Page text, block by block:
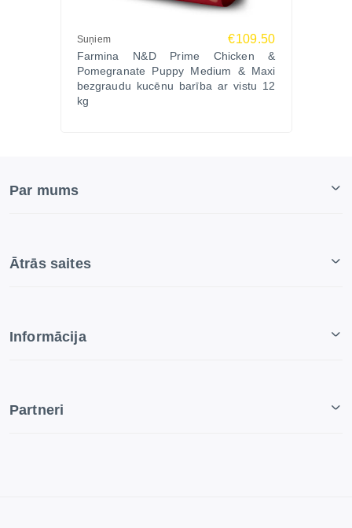
Suņiem €109.50
Farmina N&D Prime Chicken &
Pomegranate Puppy Medium & Maxi
bezgraudu kucēnu barība ar vistu 12
kg
Par mums
Ātrās saites
Informācija
Partneri